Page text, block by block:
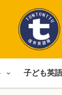
子ども英語